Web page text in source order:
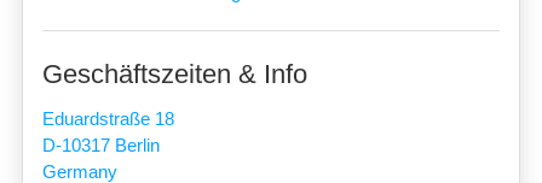
Geschäftszeiten & Info
Eduardstraße 18
D-10317 Berlin
Germany